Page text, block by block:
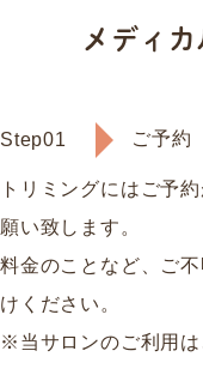
メディ
Step01 ご予約
トリミングにはご予
願い致します。
料金のことなど、ご
けください。
※当サロンのご利用